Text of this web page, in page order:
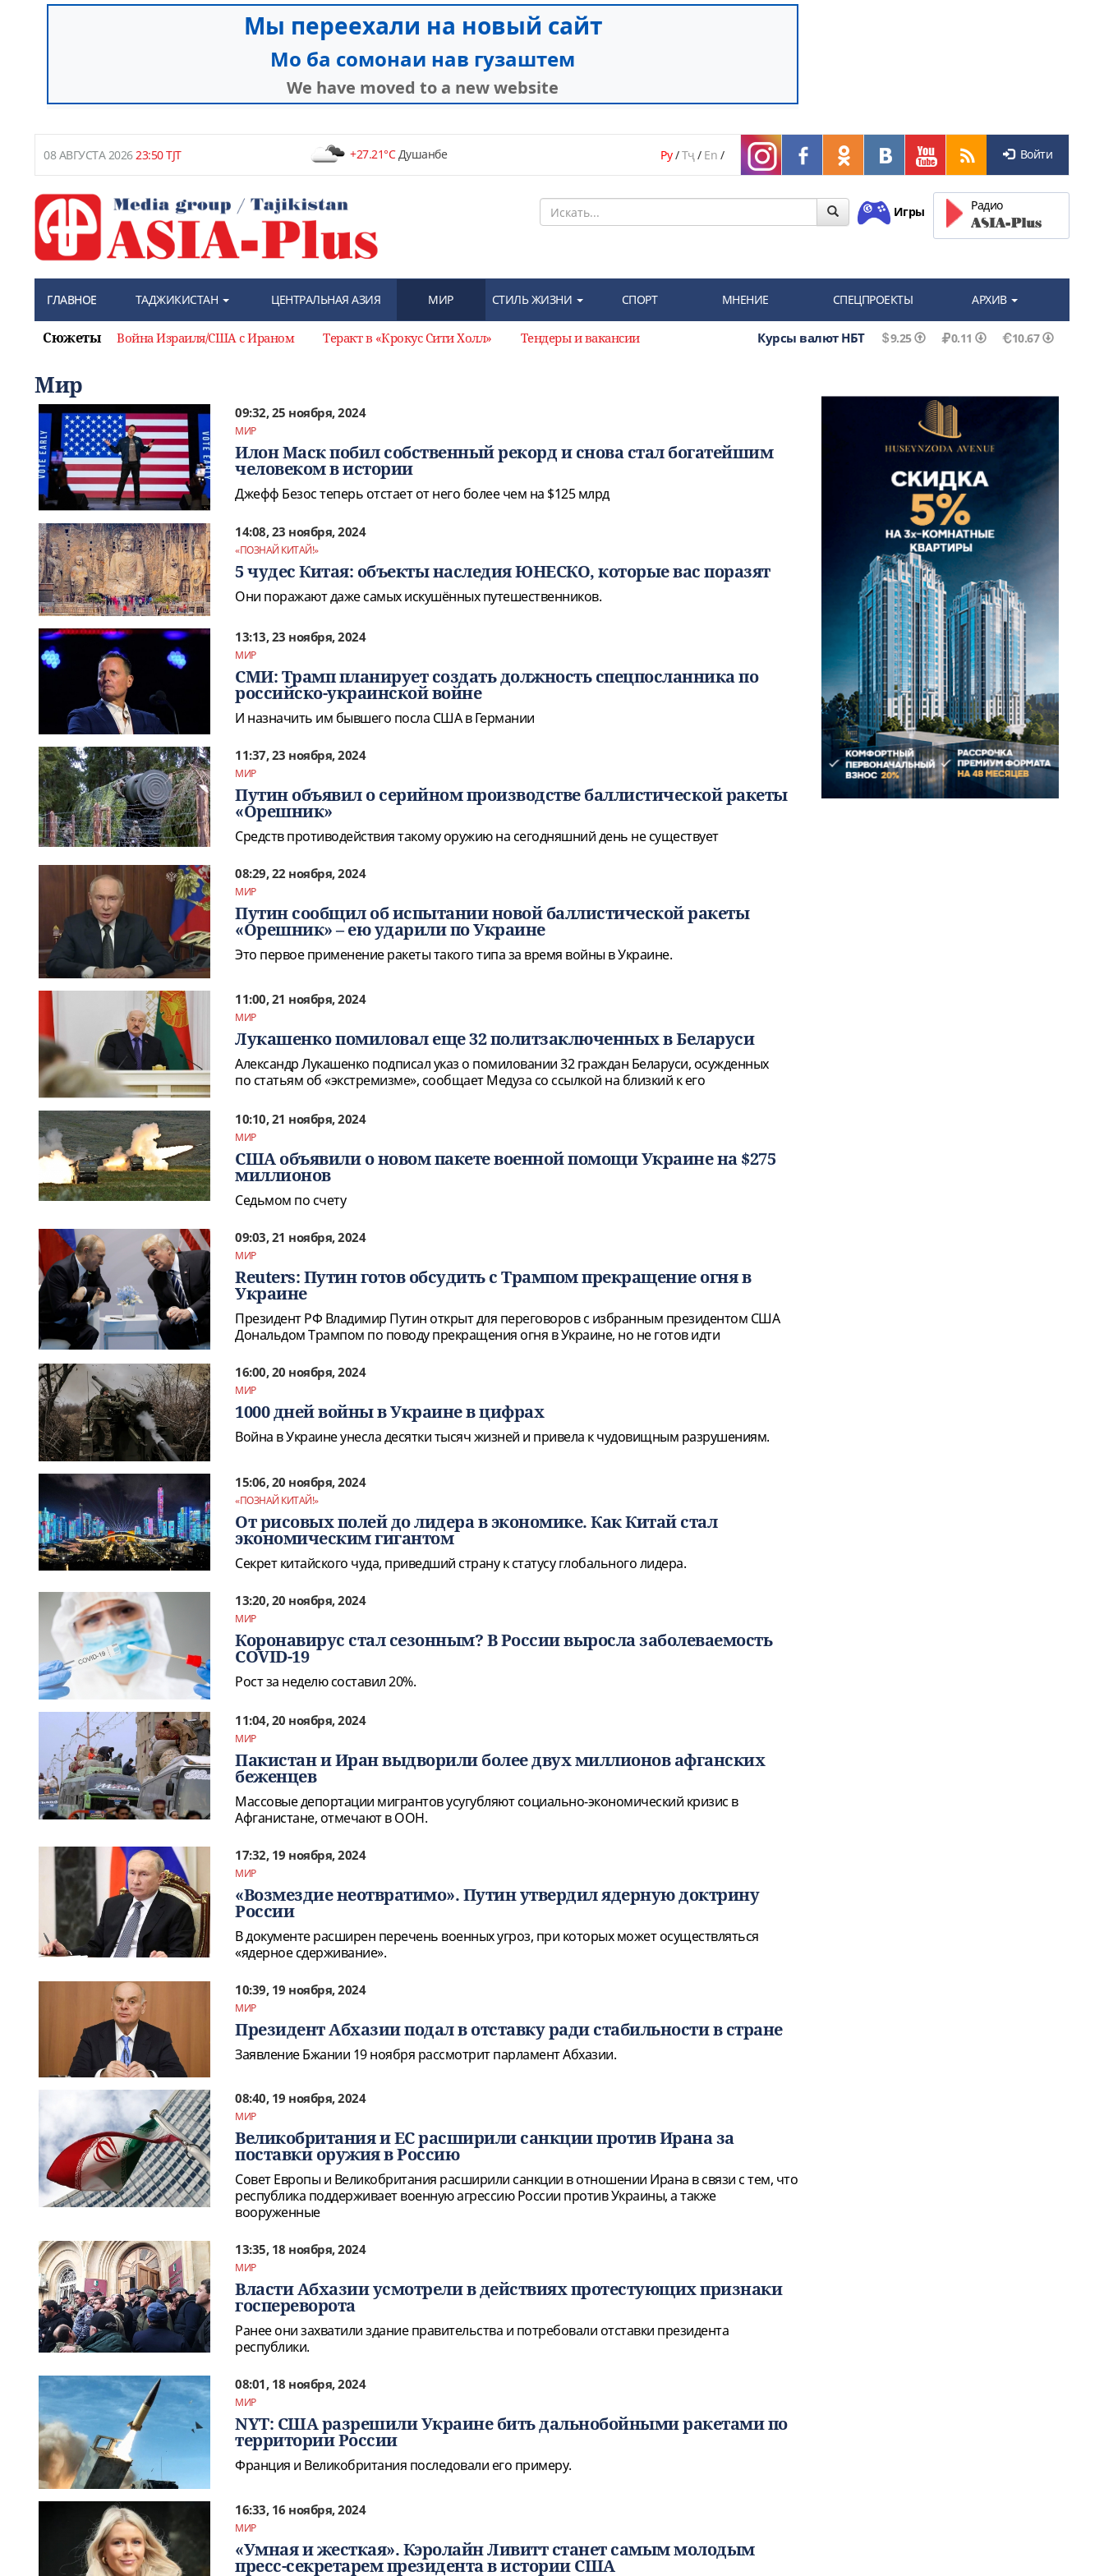
08 АВГУСТА 202623:50 TJT +27.21°CДушанбе Ру/Тҷ/ En / Войти
Игры Радио
ГЛАВНОЕ ТАДЖИКИСТАН ЦЕНТРАЛЬНАЯ АЗИЯ МИР СТИЛЬ ЖИЗНИ СПОРТ МНЕНИЕ СПЕЦПРОЕКТЫ АРХИВ
Сюжеты Война Израиля/США с Ираном Теракт в «Крокус Сити Холл» Тендеры и вакансии Курсы валют НБТ 9.25 0.11 10.67
Мир
09:32, 25 ноября, 2024
МИР
Илон Маск побил собственный рекорд и снова стал богатейшим
человеком в истории
Джефф Безос теперь отстает от него более чем на $125 млрд
14:08, 23 ноября, 2024
«ПОЗНАЙ КИТАЙ!»
5 чудес Китая: объекты наследия ЮНЕСКО, которые вас поразят
Они поражают даже самых искушённых путешественников.
13:13, 23 ноября, 2024
МИР
СМИ: Трамп планирует создать должность спецпосланника по
российско-украинской войне
И назначить им бывшего посла США в Германии
11:37, 23 ноября, 2024
МИР
Путин объявил о серийном производстве баллистической ракеты
«Орешник»
Средств противодействия такому оружию на сегодняшний день не существует
08:29, 22 ноября, 2024
МИР
Путин сообщил об испытании новой баллистической ракеты
«Орешник» – ею ударили по Украине
Это первое применение ракеты такого типа за время войны в Украине.
11:00, 21 ноября, 2024
МИР
Лукашенко помиловал еще 32 политзаключенных в Беларуси
Александр Лукашенко подписал указ о помиловании 32 граждан Беларуси, осужденных
по статьям об «экстремизме», сообщает Медуза со ссылкой на близкий к его
10:10, 21 ноября, 2024
МИР
США объявили о новом пакете военной помощи Украине на $275
миллионов
Седьмом по счету
09:03, 21 ноября, 2024
МИР
Reuters: Путин готов обсудить с Трампом прекращение огня в
Украине
Президент РФ Владимир Путин открыт для переговоров с избранным президентом США
Дональдом Трампом по поводу прекращения огня в Украине, но не готов идти
16:00, 20 ноября, 2024
МИР
1000 дней войны в Украине в цифрах
Война в Украине унесла десятки тысяч жизней и привела к чудовищным разрушениям.
15:06, 20 ноября, 2024
«ПОЗНАЙ КИТАЙ!»
От рисовых полей до лидера в экономике. Как Китай стал
экономическим гигантом
Секрет китайского чуда, приведший страну к статусу глобального лидера.
13:20, 20 ноября, 2024
МИР
Коронавирус стал сезонным? В России выросла заболеваемость
COVID-19
Рост за неделю составил 20%.
11:04, 20 ноября, 2024
МИР
Пакистан и Иран выдворили более двух миллионов афганских
беженцев
Массовые депортации мигрантов усугубляют социально-экономический кризис в
Афганистане, отмечают в ООН.
17:32, 19 ноября, 2024
МИР
«Возмездие неотвратимо». Путин утвердил ядерную доктрину
России
В документе расширен перечень военных угроз, при которых может осуществляться
«ядерное сдерживание».
10:39, 19 ноября, 2024
МИР
Президент Абхазии подал в отставку ради стабильности в стране
Заявление Бжании 19 ноября рассмотрит парламент Абхазии.
08:40, 19 ноября, 2024
МИР
Великобритания и ЕС расширили санкции против Ирана за
поставки оружия в Россию
Совет Европы и Великобритания расширили санкции в отношении Ирана в связи с тем, что
республика поддерживает военную агрессию России против Украины, а также
вооруженные
13:35, 18 ноября, 2024
МИР
Власти Абхазии усмотрели в действиях протестующих признаки
госпереворота
Ранее они захватили здание правительства и потребовали отставки президента
республики.
08:01, 18 ноября, 2024
МИР
NYT: США разрешили Украине бить дальнобойными ракетами по
территории России
Франция и Великобритания последовали его примеру.
16:33, 16 ноября, 2024
МИР
«Умная и жесткая». Кэролайн Ливитт станет самым молодым
пресс-секретарем президента в истории США